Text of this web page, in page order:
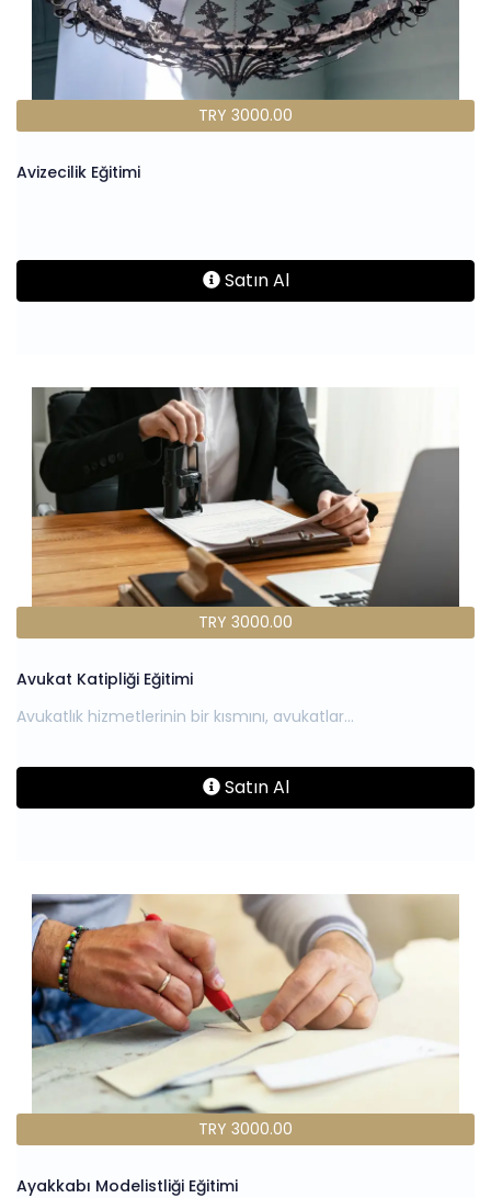
TRY 3000.00
Avizecilik Eğitimi
Satın Al
TRY 3000.00
Avukat Katipliği Eğitimi
Satın Al
TRY 3000.00
Ayakkabı Modelistliği Eğitimi